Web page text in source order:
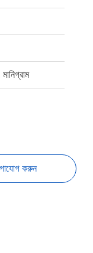
করুন